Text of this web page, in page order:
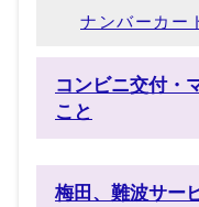
ナンバーカー
コンビニ交付・
こと
梅田、難波サー